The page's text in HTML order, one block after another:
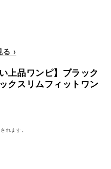
上品ワンピ】ブラック
クスリムフィットワン
れます。